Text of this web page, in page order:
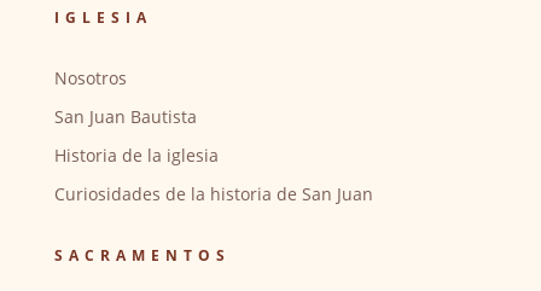
IGLESIA
Nosotros
San Juan Bautista
Historia de la iglesia
Curiosidades de la historia de San Juan
SACRAMENTOS